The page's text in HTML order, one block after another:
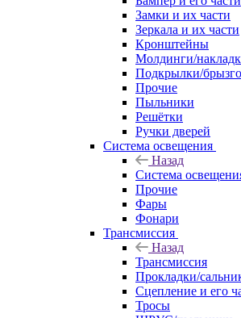
Замки и их части
Зеркала и их части
Кронштейны
Молдинги/
Подкрылки/
Прочие
Пыльники
Решётки
Ручки дверей
Система освещения
Назад
Система
Прочие
Фары
Фонари
Трансмиссия
Назад
Трансмиссия
Прокладки/
Сцепление и его
Тросы